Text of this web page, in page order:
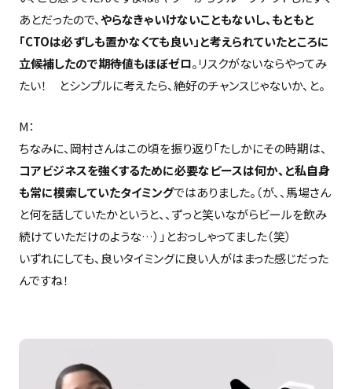
あとだったので、やらなきゃいけないこともないし、もともと
「CTOは必ずしも置かなくても良い」と考えられていたところに
立候補したので期待値もほぼゼロ。リスクがないならやってみ
たい！ とシンプルに考えたら、絶好のチャンスじゃないか、と。
M：
ちなみに、岡村さんはこの頃を振り返り「たしかにその時期は、
コアビジネスを強くするために必要なピースは何か、と私自身
も常に模索していたタイミングではありました。（が、、馬場さん
と何を話していたかというと、、ずっと笑いながらビールを飲み
続けていただけのような…）」とおっしゃってました（笑）
いずれにしても、良いタイミングに良い人がはまった感じだった
んですね！